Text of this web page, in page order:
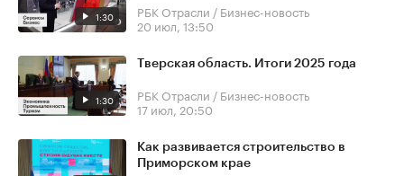
1:30
РБК Отрасли / Бизнес-новость
20 июл, 13:50
1:30
Тверская область. Итоги 2025 года
РБК Отрасли / Бизнес-новость
17 июл, 20:50
Как развивается строительство в
Приморском крае